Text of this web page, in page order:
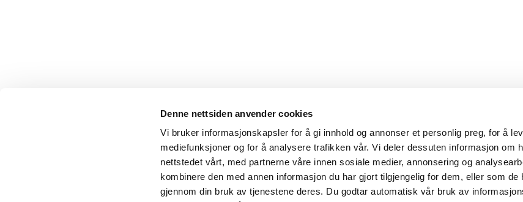
Denne nettsiden anvender cookies
Vi bruker informasjonskapsler for å gi innhold og annonser et personlig preg, for å
mediefunksjoner og for å analysere trafikken vår. Vi deler dessuten informasjon om
nettstedet vårt, med partnerne våre innen sosiale medier, annonsering og
kombinere den med annen informasjon du har gjort tilgjengelig for dem, eller som de
gjennom din bruk av tjenestene deres. Du godtar automatisk vår bruk av